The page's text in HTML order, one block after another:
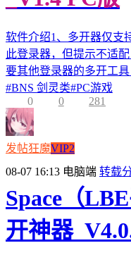
软件介绍1、多开器仅支
此登录器，但提示不适
要其他登录器的多开工
#BNS 剑灵类#PC游戏
0
0 281
发帖狂魔VIP2
08-07 16:13 电脑端 转载
Space（
开神器